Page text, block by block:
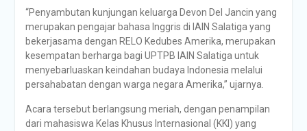
“Penyambutan kunjungan keluarga Devon Del Jancin yang
merupakan pengajar bahasa Inggris di IAIN Salatiga yang
bekerjasama dengan RELO Kedubes Amerika, merupakan
kesempatan berharga bagi UPTPB IAIN Salatiga untuk
menyebarluaskan keindahan budaya Indonesia melalui
persahabatan dengan warga negara Amerika,” ujarnya.
Acara tersebut berlangsung meriah, dengan penampilan
dari mahasiswa Kelas Khusus Internasional (KKI) yang